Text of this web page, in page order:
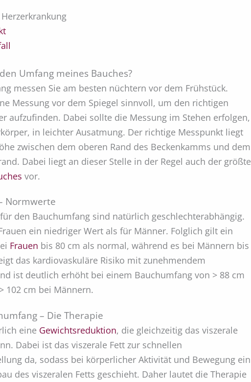
Umfang meines Bauches?
messen Sie am besten nüchtern vor dem Frühstück.
Messung vor dem Spiegel sinnvoll, um den richtigen
aufzufinden. Dabei sollte die Messung im Stehen erfolgen,
in leichter Ausatmung. Der richtige Messpunkt liegt
zwischen dem oberen Rand des Beckenkamms und dem
Dabei liegt an dieser Stelle in der Regel auch der größte
vor.
Normwerte
den Bauchumfang sind natürlich geschlechterabhängig.
ein niedriger Wert als für Männer. Folglich gilt ein
Frauen bis 80 cm als normal, während es bei Männern bis
das kardiovaskuläre Risiko mit zunehmendem
ist deutlich erhöht bei einem Bauchumfang von > 88 cm
102 cm bei Männern.
– Die Therapie
eine Gewichtsreduktion, die gleichzeitig das viszerale
Dabei ist das viszerale Fett zur schnellen
da, sodass bei körperlicher Aktivität und Bewegung ein
des viszeralen Fetts geschieht. Daher lautet die Therapie